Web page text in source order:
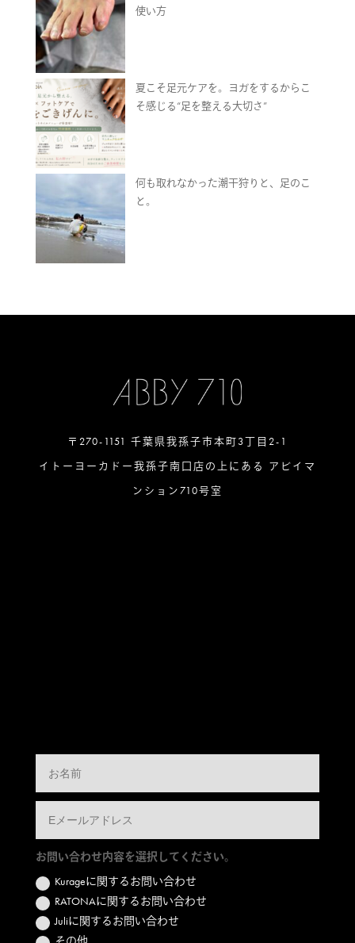
使い方
夏こそ足元ケアを。ヨガをするからこ
そ感じる“足を整える大切さ”
何も取れなかった潮干狩りと、足のこ
と。
〒270-1151 千葉県我孫子市本町3丁目2-1
イトーヨーカドー我孫子南口店の上にある アビイマ
ンション710号室
お問い合わせ内容を選択してください。
Kurageに関するお問い合わせ
RATONAに関するお問い合わせ
Juliに関するお問い合わせ